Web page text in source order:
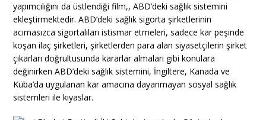
yapımcılığını da üstlendiği film,, ABD’deki sağlık sistemini
ekleştirmektedir. ABD’deki sağlık sigorta şirketlerinin
acımasızca sigortalıları istismar etmeleri, sadece kar peşinde
koşan ilaç şirketleri, şirketlerden para alan siyasetçilerin şirket
çıkarları doğrultusunda kararlar almaları gibi konulara
değinirken ABD’deki sağlık sistemini, İngiltere, Kanada ve
Küba’da uygulanan kar amacına dayanmayan sosyal sağlık
sistemleri ile kıyaslar.